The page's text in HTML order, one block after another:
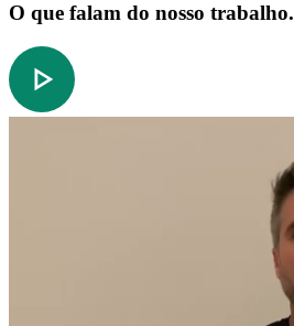
O que falam do nosso trabalho.